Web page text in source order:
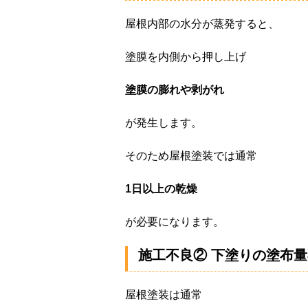
屋根内部の水分が蒸発すると、
塗膜を内側から押し上げ
塗膜の膨れや剥がれ
が発生します。
そのため屋根塗装では通常
1日以上の乾燥
が必要になります。
施工不良② 下塗りの塗布
屋根塗装は通常